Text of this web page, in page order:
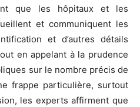
que les hôpitaux et les
et communiquent les
et d’autres détails
en appelant à la prudence
sur le nombre précis de
frappe particulière, surtout
les experts affirment que